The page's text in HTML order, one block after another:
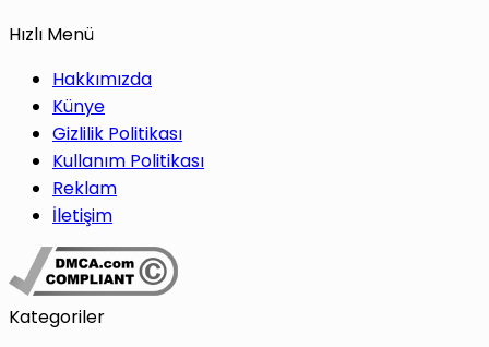
Hızlı Menü
Hakkımızda
Künye
Gizlilik Politikası
Kullanım Politikası
Reklam
İletişim
Kategoriler